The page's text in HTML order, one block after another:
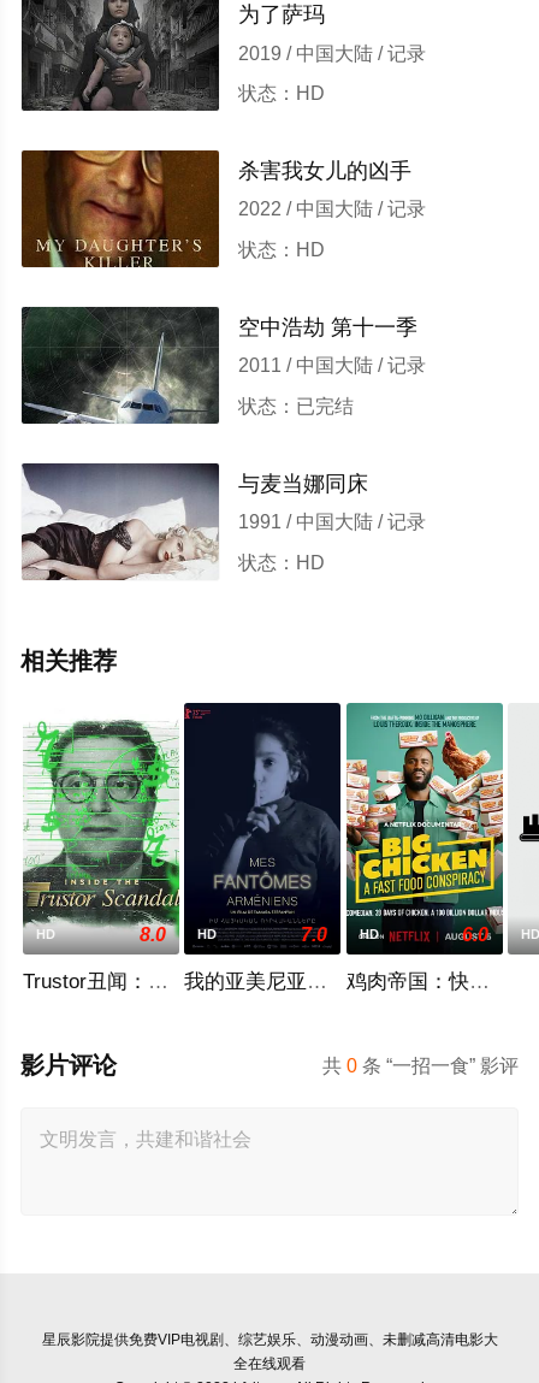
为了萨玛
2019 / 中国大陆 / 记录
状态：HD
杀害我女儿的凶手
2022 / 中国大陆 / 记录
状态：HD
空中浩劫 第十一季
2011 / 中国大陆 / 记录
状态：已完结
与麦当娜同床
1991 / 中国大陆 / 记录
状态：HD
相关推荐
HD 8.0
Trustor丑闻：瑞典金融案内幕
HD 7.0
我的亚美尼亚幽灵
HD 6.0
鸡肉帝国：快餐阴谋
共0 条 “一招一食” 影评
影片评论
星辰影院提供免费VIP电视剧、综艺娱乐、动漫动画、未删减高清电影大
全在线观看